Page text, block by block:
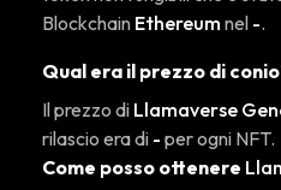
Blockchain Ethereum nel -.
Qual era il prezzo di
Il prezzo di Llamaverse
rilascio era di - per ogni NFT.
Come posso ottenere